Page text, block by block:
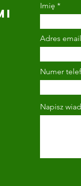
Imię
Adres email
Numer
Napisz